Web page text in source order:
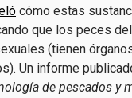
cómo estas
que los peces
(tienen
Un informe
de pescados y